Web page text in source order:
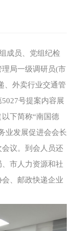
成员、党组纪检
局一级调研员(市
、外卖行业交通管
号提案内容展
下简称“南国德
业发展促进会会长
议。到会人员还
市人力资源和社
、邮政快递企业